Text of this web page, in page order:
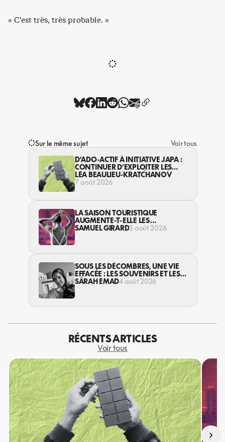
« C’est très, très probable. »
Sur le même sujet
Voir tous
D’ADO-ACTIF À INITIATIVE JAPA :
CONTINUER D’EXPLOITER LES
JEUNES… DANS LA LÉGALITÉ?
LÉA BEAULIEU-KRATCHANOV
7 août 2026
LA SAISON TOURISTIQUE
AUGMENTE-T-ELLE LES
VIOLENCES CONTRE LES
SAMUEL GIRARD5 août 2026
SOUS LES DÉCOMBRES, UNE VIE
EFFACÉE : LES SOUVENIRS ET LES
RÊVES PERDUS DES HABITANT·ES
SARAH EMAD4 août 2026
RÉCENTS ARTICLES
Voir tous
›